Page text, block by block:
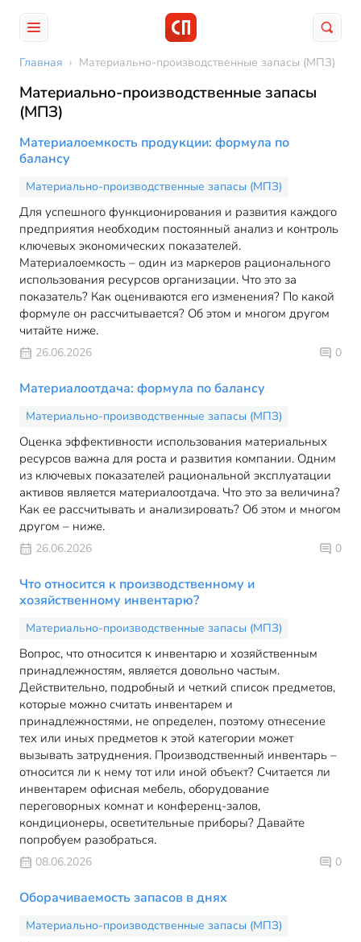
Главная › Материально-производственные запасы (МПЗ)
Материально-производственные запасы
(МПЗ)
Материалоемкость продукции: формула по
балансу
Материально-производственные запасы (МПЗ)
Для успешного функционирования и развития каждого
предприятия необходим постоянный анализ и контроль
ключевых экономических показателей.
Материалоемкость – один из маркеров рационального
использования ресурсов организации. Что это за
показатель? Как оцениваются его изменения? По какой
формуле он рассчитывается? Об этом и многом другом
читайте ниже.
26.06.2026 0
Материалоотдача: формула по балансу
Материально-производственные запасы (МПЗ)
Оценка эффективности использования материальных
ресурсов важна для роста и развития компании. Одним
из ключевых показателей рациональной эксплуатации
активов является материалоотдача. Что это за величина?
Как ее рассчитывать и анализировать? Об этом и многом
другом – ниже.
26.06.2026 0
Что относится к производственному и
хозяйственному инвентарю?
Материально-производственные запасы (МПЗ)
Вопрос, что относится к инвентарю и хозяйственным
принадлежностям, является довольно частым.
Действительно, подробный и четкий список предметов,
которые можно считать инвентарем и
принадлежностями, не определен, поэтому отнесение
тех или иных предметов к этой категории может
вызывать затруднения. Производственный инвентарь –
относится ли к нему тот или иной объект? Считается ли
инвентарем офисная мебель, оборудование
переговорных комнат и конференц-залов,
кондиционеры, осветительные приборы? Давайте
попробуем разобраться.
08.06.2026 0
Оборачиваемость запасов в днях
Материально-производственные запасы (МПЗ)